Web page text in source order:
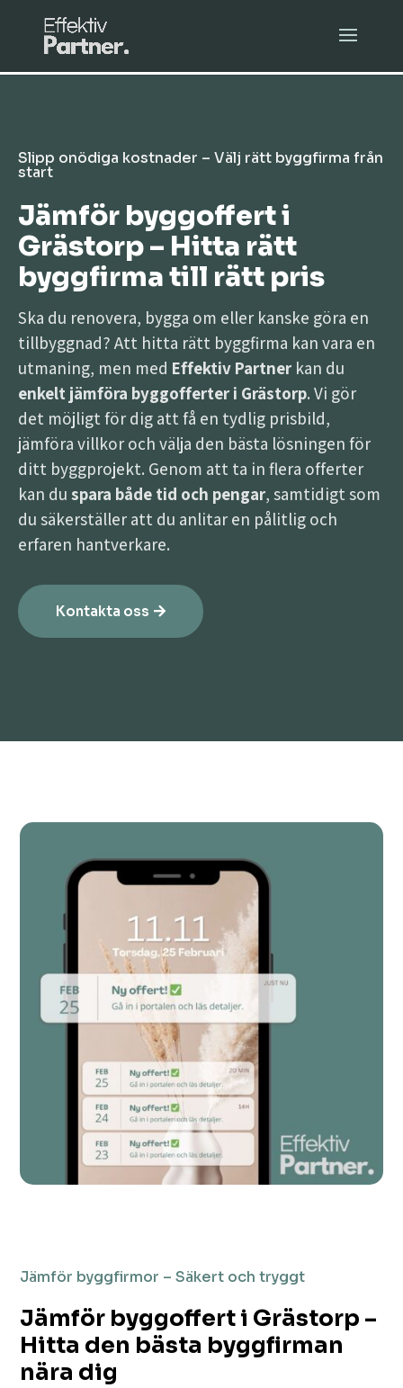
Slipp onödiga kostnader – Välj rätt byggfirma från
start
Jämför byggoffert i
Grästorp – Hitta rätt
byggfirma till rätt pris
Ska du renovera, bygga om eller kanske göra en
tillbyggnad? Att hitta rätt byggfirma kan vara en
utmaning, men med Effektiv Partner kan du
enkelt jämföra byggofferter i Grästorp. Vi gör
det möjligt för dig att få en tydlig prisbild,
jämföra villkor och välja den bästa lösningen för
ditt byggprojekt. Genom att ta in flera offerter
kan du spara både tid och pengar, samtidigt som
du säkerställer att du anlitar en pålitlig och
erfaren hantverkare.
Kontakta oss
Jämför byggfirmor – Säkert och tryggt
Jämför byggoffert i Grästorp –
Hitta den bästa byggfirman
nära dig